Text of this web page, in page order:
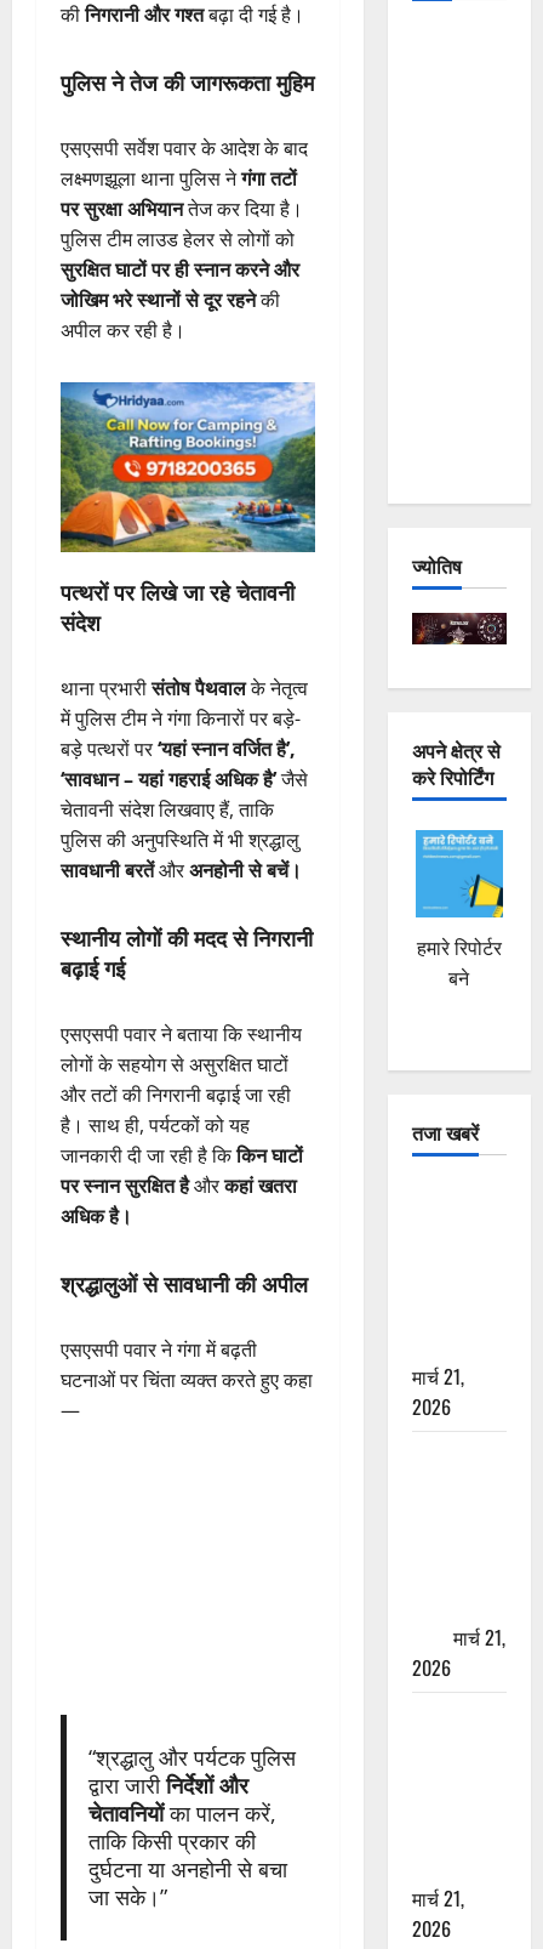
कीनिगरानी और गश्तबढ़ा दी गई है।
पुलिस ने तेज की जागरूकता मुहिम
एसएसपी सर्वेश पवार के आदेश के बाद
लक्ष्मणझूला थाना पुलिस नेगंगा तटों
पर सुरक्षा अभियानतेज कर दिया है।
पुलिस टीम लाउड हेलर से लोगों को
सुरक्षित घाटों पर ही स्नान करने और
जोखिम भरे स्थानों से दूर रहनेकी
अपील कर रही है।
पत्थरों पर लिखे जा रहे चेतावनी
संदेश
थाना प्रभारीसंतोष पैथवालके नेतृत्व
में पुलिस टीम ने गंगा किनारों पर बड़े-
बड़े पत्थरों पर‘यहां स्नान वर्जित है’,
‘सावधान – यहां गहराई अधिक है’जैसे
चेतावनी संदेश लिखवाए हैं, ताकि
पुलिस की अनुपस्थिति में भी श्रद्धालु
सावधानी बरतेंऔरअनहोनी से बचें।
स्थानीय लोगों की मदद से निगरानी
बढ़ाई गई
एसएसपी पवार ने बताया कि स्थानीय
लोगों के सहयोग से असुरक्षित घाटों
और तटों की निगरानी बढ़ाई जा रही
है। साथ ही, पर्यटकों को यह
जानकारी दी जा रही है किकिन घाटों
पर स्नान सुरक्षित हैऔरकहां खतरा
अधिक है।
श्रद्धालुओं से सावधानी की अपील
एसएसपी पवार ने गंगा में बढ़ती
घटनाओं पर चिंता व्यक्त करते हुए कहा
—
“श्रद्धालु और पर्यटक पुलिस
द्वारा जारीनिर्देशों और
चेतावनियोंका पालन करें,
ताकि किसी प्रकार की
दुर्घटना या अनहोनी से बचा
जा सके।”
ज्योतिष
अपने क्षेत्र से
करे रिपोर्टिंग
हमारे रिपोर्टर
बने
तजा खबरें
मार्च 21,
2026
मार्च 21,
2026
मार्च 21,
2026